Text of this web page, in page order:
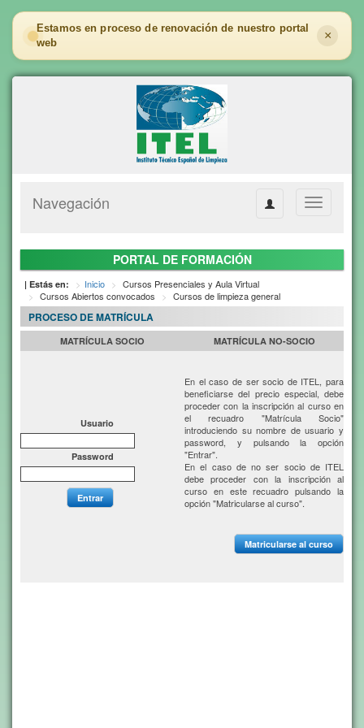
Estamos en proceso de renovación de nuestro portal
web
×
Toggle
Navegación
PORTAL DE FORMACIÓN
| Estás en: Inicio
Cursos Presenciales y Aula Virtual
Cursos Abiertos convocados
Cursos de limpieza general
PROCESO DE MATRÍCULA
MATRÍCULA SOCIO MATRÍCULA NO-SOCIO
Usuario
Password
Entrar
En el caso de ser socio de ITEL, para
beneficiarse del precio especial, debe
proceder con la inscripción al curso en
el recuadro "Matrícula Socio"
introduciendo su nombre de usuario y
password, y pulsando la opción
"Entrar".
En el caso de no ser socio de ITEL
debe proceder con la inscripción al
curso en este recuadro pulsando la
opción "Matricularse al curso".
Matricularse al curso